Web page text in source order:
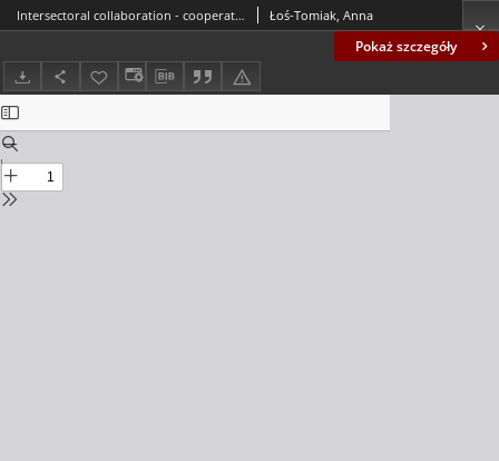
Pokaż szczegóły
Intersectoral collaboration - cooperation or competition? = Współpraca międzysektorowa - kooperacja czy konkurencja? Łoś-Tomiak, Anna